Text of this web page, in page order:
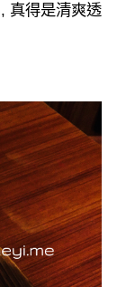
真得是清爽透